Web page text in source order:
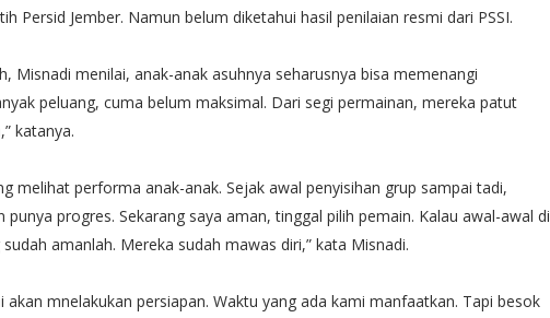
Persid Jember. Namun belum diketahui hasil penilaian resmi dari PSSI.
Misnadi menilai, anak-anak asuhnya seharusnya bisa memenangi
peluang, cuma belum maksimal. Dari segi permainan, mereka patut
katanya.
melihat performa anak-anak. Sejak awal penyisihan grup sampai tadi,
progres. Sekarang saya aman, tinggal pilih pemain. Kalau awal-awal di
amanlah. Mereka sudah mawas diri,” kata Misnadi.
akan mnelakukan persiapan. Waktu yang ada kami manfaatkan. Tapi besok